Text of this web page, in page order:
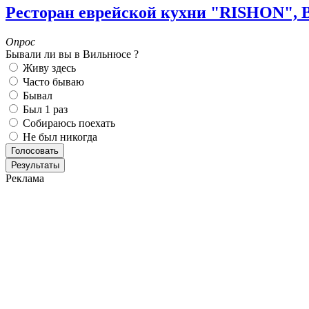
Ресторан еврейской кухни "RISHON",
Опрос
Бывали ли вы в Вильнюсе ?
Живу здесь
Часто бываю
Бывал
Был 1 раз
Собираюсь поехать
Не был никогда
Реклама